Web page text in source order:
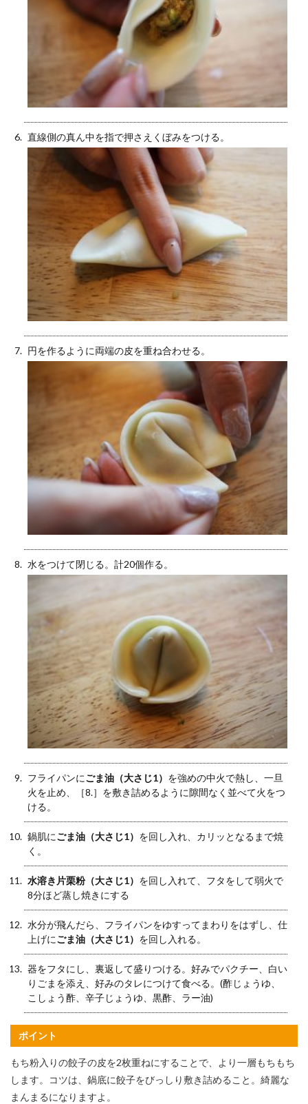
直線側の真ん中を指で押さえくぼみをつける。
円を作るように両端の皮を重ね合わせる。
水をつけて閉じる。計20個作る。
フライパンにごま油（大さじ1） を強めの中火で熱し、一旦
火を止め、［8.］を敷き詰めるように隙間なく並べて火をつ
ける。
鍋肌にごま油（大さじ1） を回し入れ、カリッとなるまで焼
く。
水溶き片栗粉（大さじ1） を回し入れて、フタをして弱火で
8分ほど蒸し焼きにする
水分が飛んだら、フライパンをゆすってまわりをはずし、仕
上げにごま油（大さじ1） を回し入れる。
器をフタにし、裏返して盛りつける。好みでパクチー、白い
りごまを添え、好みのタレにつけて食べる。(酢じょうゆ、
こしょう酢、辛子じょうゆ、黒酢、ラー油)
ポイント
もち粉入りの餃子の皮を2枚重ねにすることで、より一層もちもち
します。コツは、鍋底に餃子をびっしり敷き詰めること。綺麗な
まんまるになりますよ。